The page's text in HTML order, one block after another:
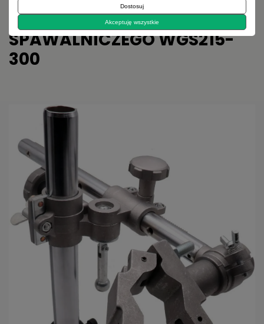
WSPORNIK UCHWYTU
SPAWALNICZEGO WGS215-
300
Dostosuj
Akceptuję wszystkie